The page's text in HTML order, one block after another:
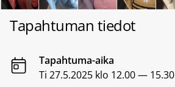
Tapahtuman tiedot
Tapahtuma-aika
Ti 27.5.2025 klo 12.00 — 15.30